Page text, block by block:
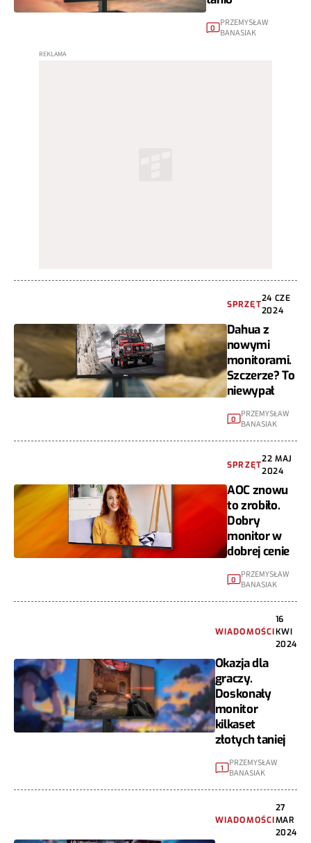
0 PRZEMYSŁAW
BANASIAK
SPRZĘT
24 CZE
2024
Dahua z
nowymi
monitorami.
Szczerze? To
niewypał
0 PRZEMYSŁAW
BANASIAK
SPRZĘT
22 MAJ
2024
AOC znowu
to zrobiło.
Dobry
monitor w
dobrej cenie
0
PRZEMYSŁAW
BANASIAK
WIADOMOŚCI
16
KWI
2024
Okazja dla
graczy.
Doskonały
monitor
kilkaset
złotych taniej
1
PRZEMYSŁAW
BANASIAK
WIADOMOŚCI
27
MAR
2024